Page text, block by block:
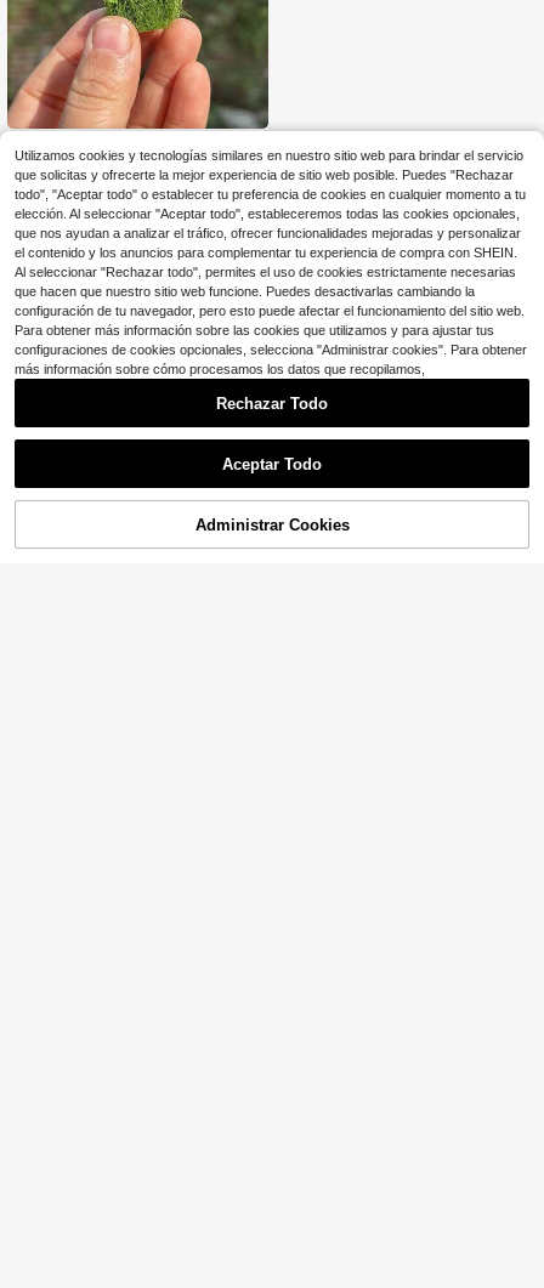
6 piezas/Caja Modelo de raci
mo de flores reales, modelo de flor a
rtificial de rosa estática mini, escen
a de paisaje, material para hacer m
odelos arquitectónicos, manualidad
es DIY, kit de modelo de terreno, mo
delo de escena estática de resina p
ara diseño de tren, racimo de céspe
d artificial mini adecuado para casa
de muñecas, mini paisaje, jardín de
hadas y modelo de ferrocarril de tre
n
$4.59 -43%
¡9% DE DESCUENTO! AÑADIR A LA BOLSA
Utilizamos cookies y tecnologías similares en nuestro sitio web para brindar el servicio
que solicitas y ofrecerte la mejor experiencia de sitio web posible. Puedes "Rechazar
todo", "Aceptar todo" o establecer tu preferencia de cookies en cualquier momento a tu
elección. Al seleccionar "Aceptar todo", estableceremos todas las cookies opcionales,
que nos ayudan a analizar el tráfico, ofrecer funcionalidades mejoradas y personalizar
el contenido y los anuncios para complementar tu experiencia de compra con SHEIN.
Al seleccionar "Rechazar todo", permites el uso de cookies estrictamente necesarias
que hacen que nuestro sitio web funcione. Puedes desactivarlas cambiando la
configuración de tu navegador, pero esto puede afectar el funcionamiento del sitio web.
Para obtener más información sobre las cookies que utilizamos y para ajustar tus
configuraciones de cookies opcionales, selecciona "Administrar cookies". Para obtener
más información sobre cómo procesamos los datos que recopilamos,
Rechazar Todo
Aceptar Todo
Administrar Cookies